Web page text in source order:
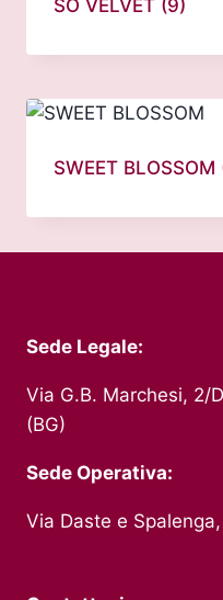
SO VELVET (9)
SWEET BLOSSOM
Sede Legale:
Via G.B. Marchesi, 2/
(BG)
Sede Operativa:
Via Daste e